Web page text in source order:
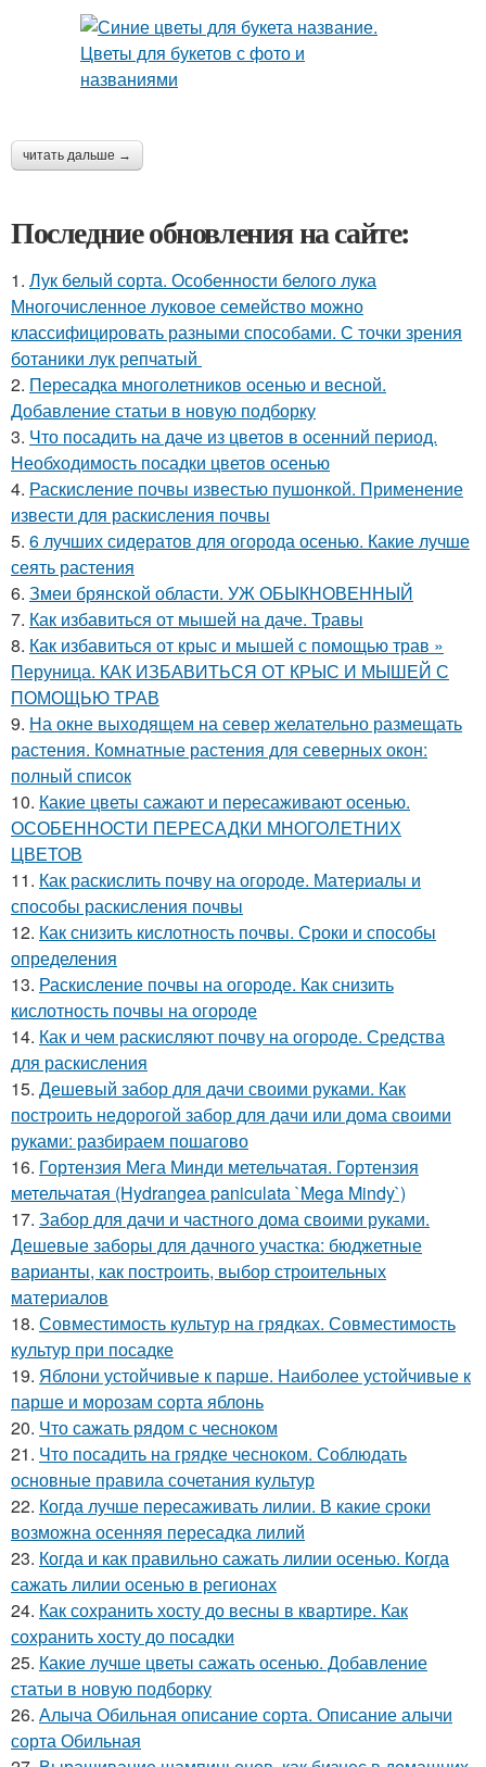
читать дальше →
Последние обновления на сайте:
1. Лук белый сорта. Особенности белого лука
Многочисленное луковое семейство можно
классифицировать разными способами. С точки зрения
ботаники лук репчатый
2. Пересадка многолетников осенью и весной.
Добавление статьи в новую подборку
3. Что посадить на даче из цветов в осенний период.
Необходимость посадки цветов осенью
4. Раскисление почвы известью пушонкой. Применение
извести для раскисления почвы
5. 6 лучших сидератов для огорода осенью. Какие лучше
сеять растения
6. Змеи брянской области. УЖ ОБЫКНОВЕННЫЙ
7. Как избавиться от мышей на даче. Травы
8. Как избавиться от крыс и мышей с помощью трав »
Перуница. КАК ИЗБАВИТЬСЯ ОТ КРЫС И МЫШЕЙ С
ПОМОЩЬЮ ТРАВ
9. На окне выходящем на север желательно размещать
растения. Комнатные растения для северных окон:
полный список
10. Какие цветы сажают и пересаживают осенью.
ОСОБЕННОСТИ ПЕРЕСАДКИ МНОГОЛЕТНИХ
ЦВЕТОВ
11. Как раскислить почву на огороде. Материалы и
способы раскисления почвы
12. Как снизить кислотность почвы. Сроки и способы
определения
13. Раскисление почвы на огороде. Как снизить
кислотность почвы на огороде
14. Как и чем раскисляют почву на огороде. Средства
для раскисления
15. Дешевый забор для дачи своими руками. Как
построить недорогой забор для дачи или дома своими
руками: разбираем пошагово
16. Гортензия Мега Минди метельчатая. Гортензия
метельчатая (Hydrangea paniculata `Mega Mindy`)
17. Забор для дачи и частного дома своими руками.
Дешевые заборы для дачного участка: бюджетные
варианты, как построить, выбор строительных
материалов
18. Совместимость культур на грядках. Совместимость
культур при посадке
19. Яблони устойчивые к парше. Наиболее устойчивые к
парше и морозам сорта яблонь
20. Что сажать рядом с чесноком
21. Что посадить на грядке чесноком. Соблюдать
основные правила сочетания культур
22. Когда лучше пересаживать лилии. В какие сроки
возможна осенняя пересадка лилий
23. Когда и как правильно сажать лилии осенью. Когда
сажать лилии осенью в регионах
24. Как сохранить хосту до весны в квартире. Как
сохранить хосту до посадки
25. Какие лучше цветы сажать осенью. Добавление
статьи в новую подборку
26. Алыча Обильная описание сорта. Описание алычи
сорта Обильная